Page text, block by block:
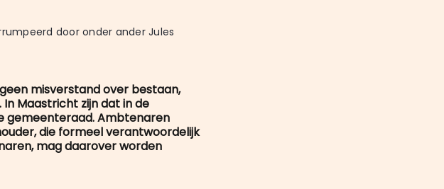
door onder ander Jules
misverstand over bestaan,
Maastricht zijn dat in de
gemeenteraad. Ambtenaren
die formeel verantwoordelijk
mag daarover worden